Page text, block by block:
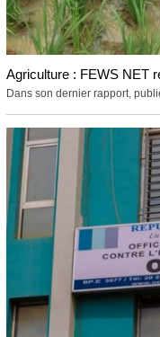
Agriculture : FEWS NET
Dans son dernier rapport,